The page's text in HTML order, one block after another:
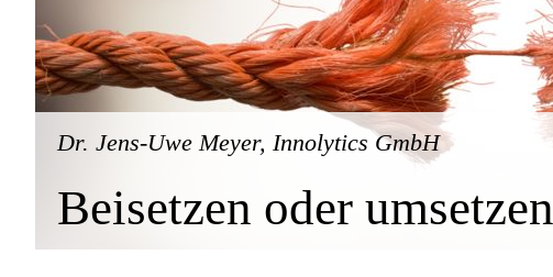
Dr. Jens-Uwe Meyer, Innolytics GmbH
Beisetzen oder umsetzen